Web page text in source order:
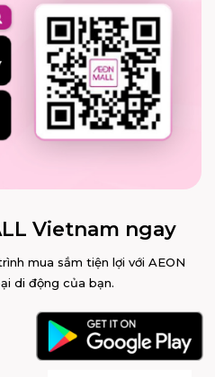
Vietnam ngay
mua sắm tiện lợi với AEON
di động của bạn.